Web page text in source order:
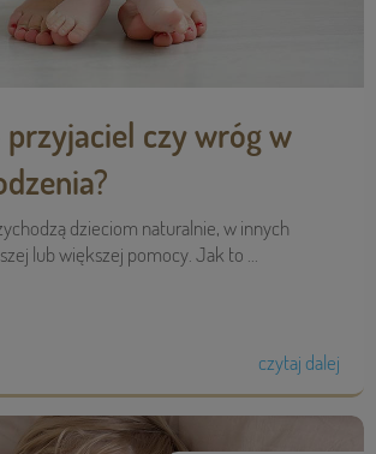
czy wróg w
dzie­ciom natu­ral­nie, w innych
lub więk­szej pomocy. Jak to ...
czytaj dalej